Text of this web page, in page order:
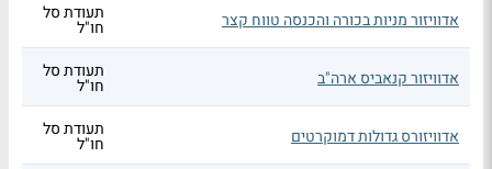
אדוויזור מניות בכורה והכנסה טווח קצר תעודת סל
חו"ל
אדוויזור קנאביס ארה"ב תעודת סל
חו"ל
אדוויזורס גדולות דמוקרטים תעודת סל
חו"ל